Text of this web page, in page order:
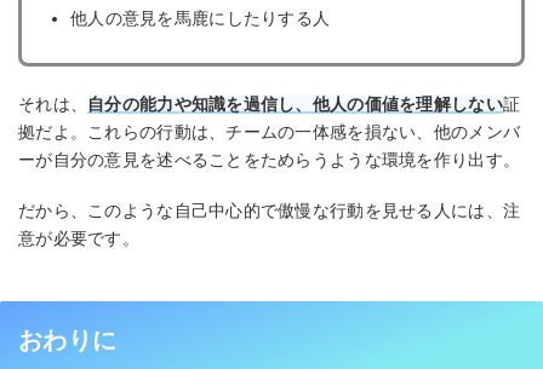
他人の意見を馬鹿にしたりする人
それは、 自分の能力や知識を過信し、他人の価値を理解しない証
拠だよ。これらの行動は、チームの一体感を損ない、他のメンバ
ーが自分の意見を述べることをためらうような環境を作り出す。
だから、このような自己中心的で傲慢な行動を見せる人には、注
意が必要です。
おわりに